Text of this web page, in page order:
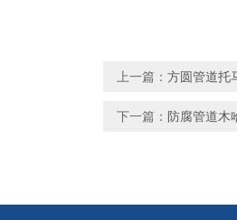
上一篇： 方圆管道托
下一篇： 防腐管道木